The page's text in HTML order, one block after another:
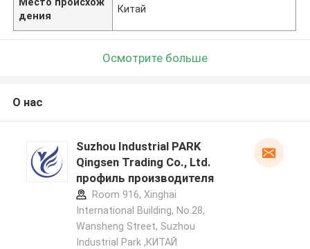
дения
Китай
Осмотрите больше
О нас
Suzhou Industrial PARK
Qingsen Trading Co., Ltd.
профиль производителя
Room 916, Xinghai
International Building, No.28,
Wansheng Street, Suzhou
Industrial Park ,КИТАЙ